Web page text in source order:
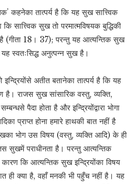
कहनेका तात्पर्य है कि यह सुख सात्त्विक
सात्त्विक सुख तो परमात्मविषयक बुद्धिकी
है (गीता 18। 37); परन्तु यह आत्यन्तिक सुख
यह स्वतःसिद्ध अनुत्पन्न सुख है।
अतीत बतानेका तात्पर्य है कि यह
राजस सुख सांसारिक वस्तु, व्यक्ति,
पैदा होता है और इन्द्रियोंद्वारा भोगा
प्राप्त होना हमारे हाथकी बात नहीं है
भोग उस विषय (वस्तु, व्यक्ति आदि) के ही
सुखमें पराधीनता है। परन्तु आत्यन्तिक
कि आत्यन्तिक सुख इन्द्रियोंका विषय
ही क्या है, वहाँ मनकी भी पहुँच नहीं है। यह